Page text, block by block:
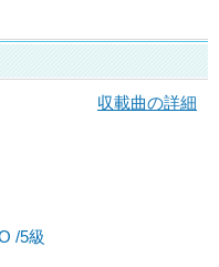
収載曲の詳細
/5級